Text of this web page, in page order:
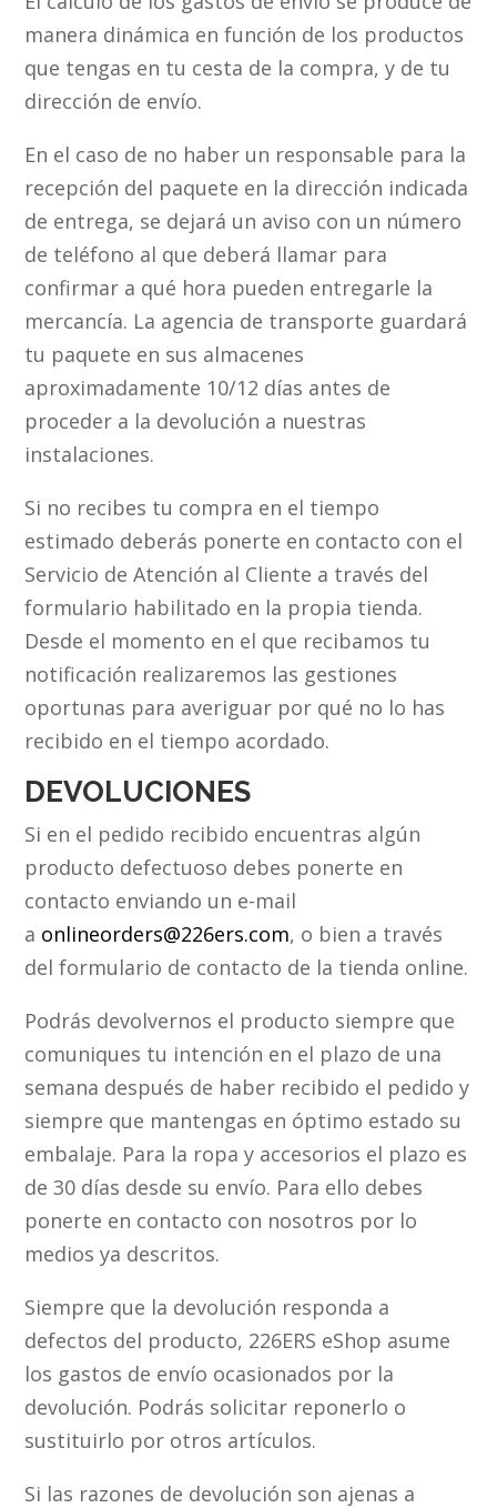
manera dinámica en función de los productos
que tengas en tu cesta de la compra, y de tu
dirección de envío.
En el caso de no haber un responsable para la
recepción del paquete en la dirección indicada
de entrega, se dejará un aviso con un número
de teléfono al que deberá llamar para
confirmar a qué hora pueden entregarle la
mercancía. La agencia de transporte guardará
tu paquete en sus almacenes
aproximadamente 10/12 días antes de
proceder a la devolución a nuestras
instalaciones.
Si no recibes tu compra en el tiempo
estimado deberás ponerte en contacto con el
Servicio de Atención al Cliente a través del
formulario habilitado en la propia tienda.
Desde el momento en el que recibamos tu
notificación realizaremos las gestiones
oportunas para averiguar por qué no lo has
recibido en el tiempo acordado.
DEVOLUCIONES
Si en el pedido recibido encuentras algún
producto defectuoso debes ponerte en
contacto enviando un e-mail
a onlineorders@226ers.com, o bien a través
del formulario de contacto de la tienda online.
Podrás devolvernos el producto siempre que
comuniques tu intención en el plazo de una
semana después de haber recibido el pedido y
siempre que mantengas en óptimo estado su
embalaje. Para la ropa y accesorios el plazo es
de 30 días desde su envío. Para ello debes
ponerte en contacto con nosotros por lo
medios ya descritos.
Siempre que la devolución responda a
defectos del producto, 226ERS eShop asume
los gastos de envío ocasionados por la
devolución. Podrás solicitar reponerlo o
sustituirlo por otros artículos.
Si las razones de devolución son ajenas a